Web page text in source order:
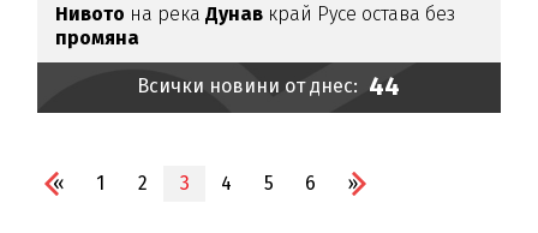
Нивото на рекаДунав край Русе остава без
промяна
Всички новини от днес: 44
« 1 2 3 4 5 6 »